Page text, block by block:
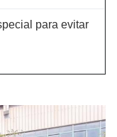
para evitar